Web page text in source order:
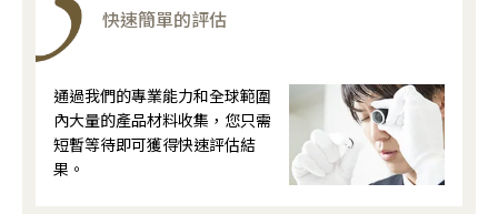
快速簡單的評估
通過我們的專業能力和全球範圍
內大量的產品材料收集，您只需
短暫等待即可獲得快速評估結
果。